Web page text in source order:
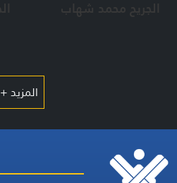
الجريح محمد شهاب
المزيد +